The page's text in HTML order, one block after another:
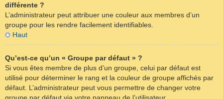
différente ?
L’administrateur peut attribuer une couleur aux membres d’un
groupe pour les rendre facilement identifiables.
Haut
Qu’est-ce qu’un « Groupe par défaut » ?
Si vous êtes membre de plus d’un groupe, celui par défaut est
utilisé pour déterminer le rang et la couleur de groupe affichés par
défaut. L’administrateur peut vous permettre de changer votre
groupe par défaut via votre panneau de l’utilisateur.